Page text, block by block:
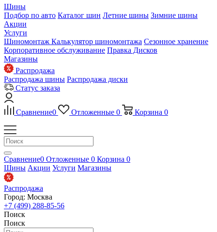
Шины
Подбор по авто Каталог шин Летние шины Зимние шины
Акции
Услуги
Шиномонтаж Калькулятор шиномонтажа Сезонное хранение
Корпоративное обслуживание Правка Дисков
Магазины
Распродажа
Распродажа шины Распродажа диски
Статус заказа
Сравнение0 Отложенные 0 Корзина 0
Сравнение0 Отложенные 0 Корзина 0
Шины Акции Услуги Магазины
Распродажа
Город: Москва
+7 (499) 288-85-56
Поиск
Поиск